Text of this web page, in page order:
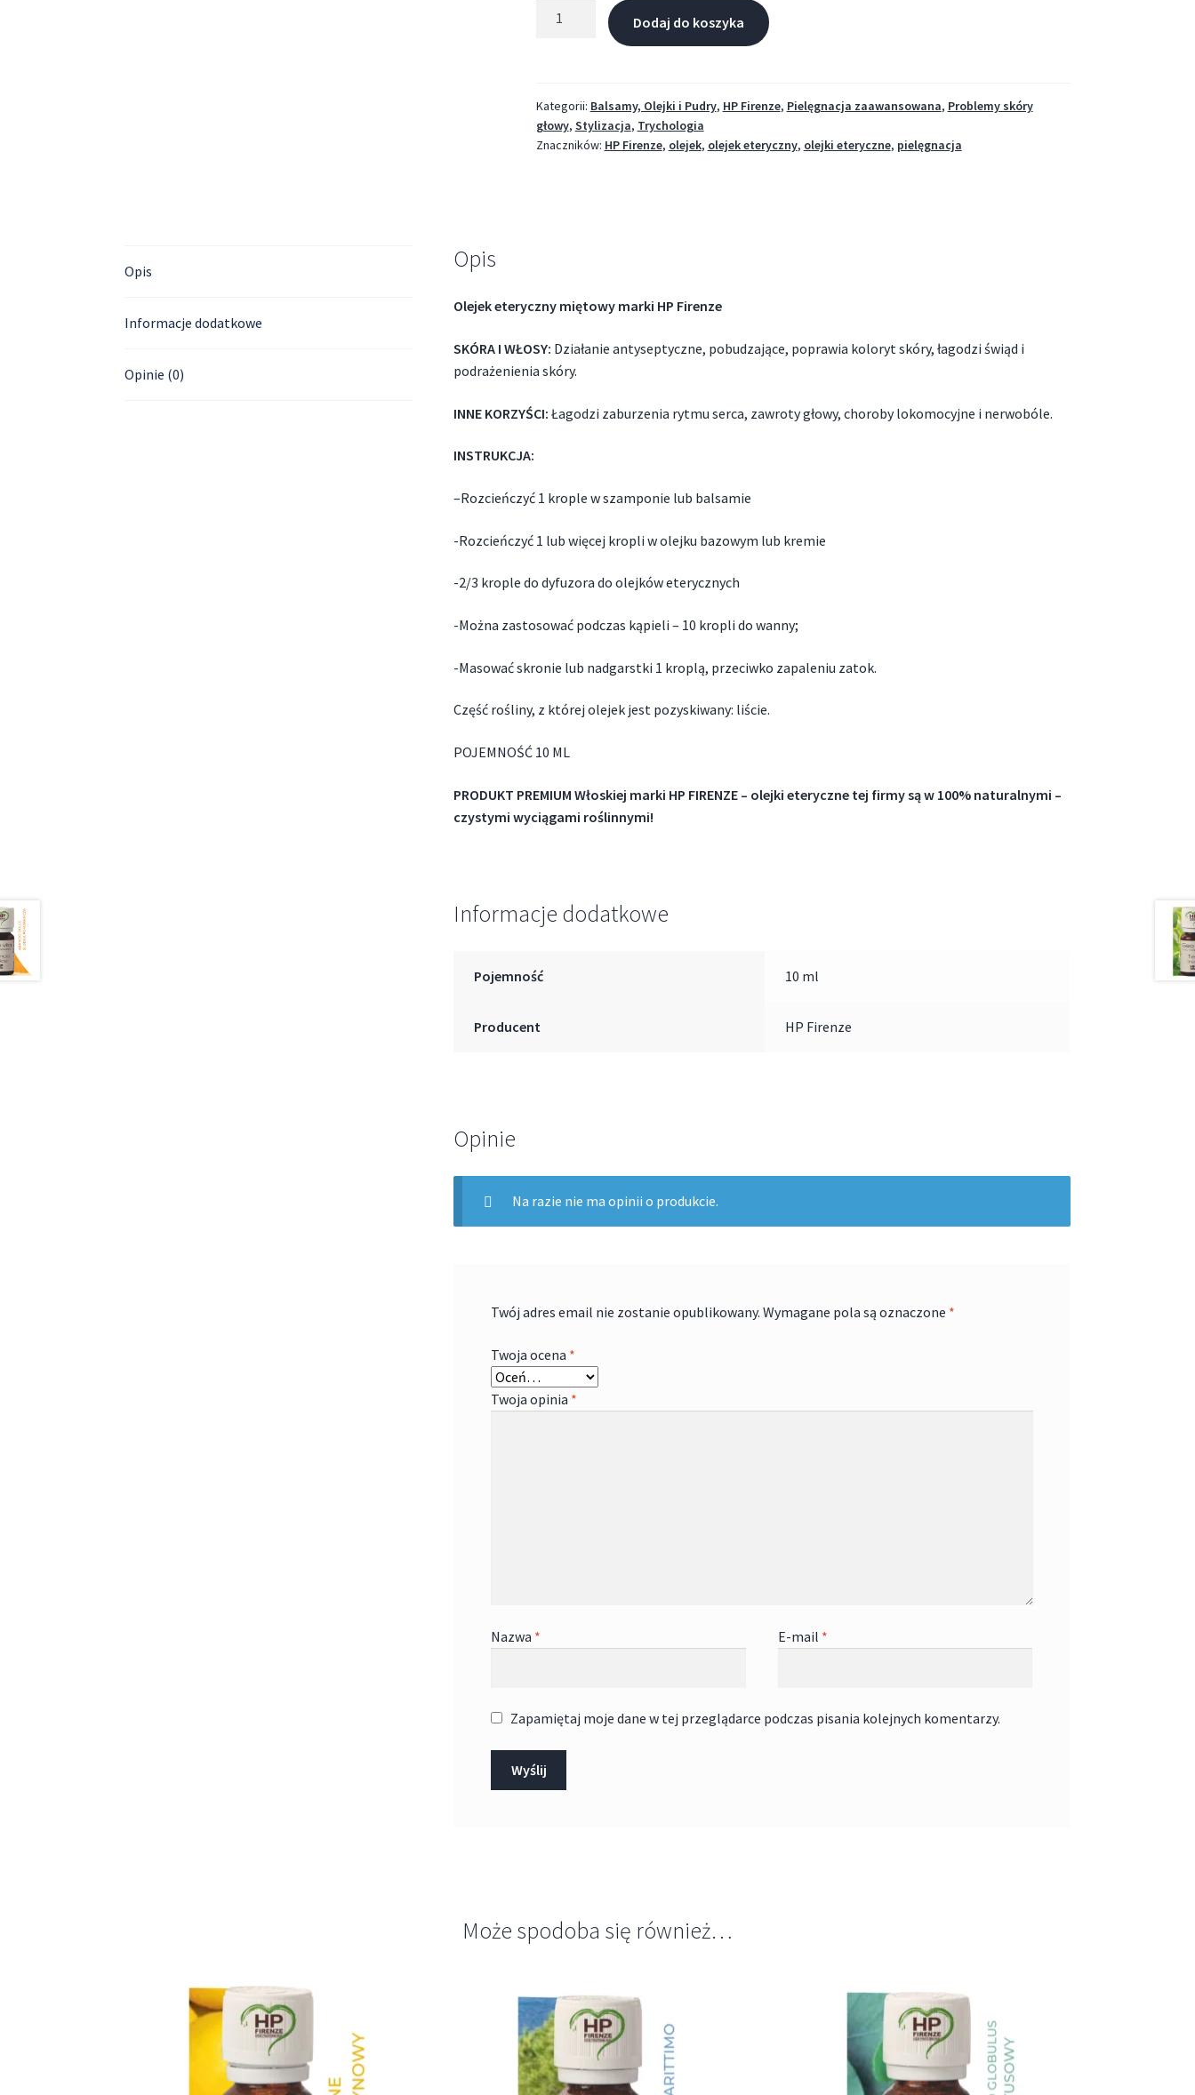
Dodaj do koszyka
Kategorii: Balsamy, Olejki i Pudry, HP Firenze, Pielęgnacja zaawansowana, Problemy skóry
głowy, Stylizacja, Trychologia
Znaczników: HP Firenze, olejek, olejek eteryczny, olejki eteryczne, pielęgnacja
Opis
Informacje dodatkowe
Opinie (0)
Opis
Olejek eteryczny miętowy marki HP Firenze
SKÓRA I WŁOSY: Działanie antyseptyczne, pobudzające, poprawia koloryt skóry, łagodzi świąd i
podrażenienia skóry.
INNE KORZYŚCI: Łagodzi zaburzenia rytmu serca, zawroty głowy, choroby lokomocyjne i nerwobóle.
INSTRUKCJA:
–Rozcieńczyć 1 krople w szamponie lub balsamie
-Rozcieńczyć 1 lub więcej kropli w olejku bazowym lub kremie
-2/3 krople do dyfuzora do olejków eterycznych
-Można zastosować podczas kąpieli – 10 kropli do wanny;
-Masować skronie lub nadgarstki 1 kroplą, przeciwko zapaleniu zatok.
Część rośliny, z której olejek jest pozyskiwany: liście.
POJEMNOŚĆ 10 ML
PRODUKT PREMIUM Włoskiej marki HP FIRENZE – olejki eteryczne tej firmy są w 100% naturalnymi –
czystymi wyciągami roślinnymi!
Informacje dodatkowe
Pojemność 10 ml
Producent HP Firenze
Opinie
Na razie nie ma opinii o produkcie.
Twój adres email nie zostanie opublikowany. Wymagane pola są oznaczone *
Twoja ocena *
Twoja opinia *
Nazwa * E-mail *
Zapamiętaj moje dane w tej przeglądarce podczas pisania kolejnych komentarzy.
Może spodoba się również…